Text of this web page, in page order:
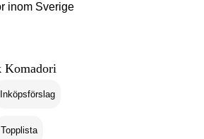
inom Sverige
Komadori
Inköpsförslag
Topplista